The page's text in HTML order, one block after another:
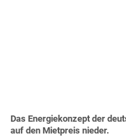
Das Energiekonzept der
auf den Mietpreis nieder.